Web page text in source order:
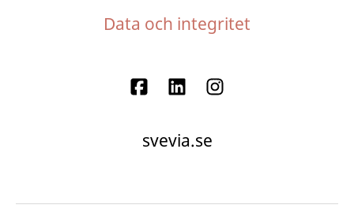
Data och integritet
svevia.se